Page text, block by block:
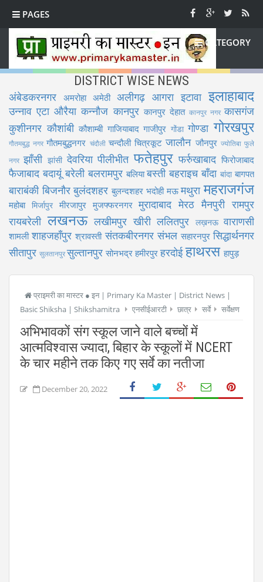
PAGES
CATEGORY
DISTRICT WISE NEWS
अंबेडकरनगर अमरोहा अमेठी अलीगढ़ आगरा इटावा इलाहाबाद
उन्नाव एटा औरैया कन्नौज कानपुर कानपुर देहात कानपुर नगर कासगंज
कुशीनगर कौशांबी कौशाम्बी गाजियाबाद गाजीपुर गोंडा गोण्डा गोरखपुर
गौतमबुद्ध नगर गौतमबुद्धनगर चंदौली चन्दौली चित्रकूट जालौन जौनपुर ज्योतिबा फुले
नगर झाँसी झांसी देवरिया पीलीभीत फतेहपुर फर्रुखाबाद फिरोजाबाद
फैजाबाद बदायूं बरेली बलरामपुर बलिया बस्ती बहराइच बाँदा बांदा बागपत
बाराबंकी बिजनौर बुलंदशहर बुलन्दशहर भदोही मऊ मथुरा महराजगंज
महोबा मिर्जापुर मीरजापुर मुजफ्फरनगर मुरादाबाद मेरठ मैनपुरी रामपुर
रायबरेली लखनऊ लखीमपुर खीरी ललितपुर लख़नऊ वाराणसी
शामली शाहजहाँपुर श्रावस्ती संतकबीरनगर संभल सहारनपुर सिद्धार्थनगर
सीतापुर सुलतानपुरसुल्तानपुर सोनभद्र हमीरपुर हरदोई हाथरस हापुड़
प्राइमरी का मास्टर ● इन | Primary Ka Master | District News |
Basic Shiksha | Shikshamitra
एनसीईआरटी छात्र सर्वे सर्वेक्षण
अभिभावकों संग स्कूल जाने वाले बच्चों में
आत्मविश्वास ज्यादा, बिहार के स्कूलों में NCERT
के चार महीने तक किए गए सर्वे का नतीजा
December 20, 2022